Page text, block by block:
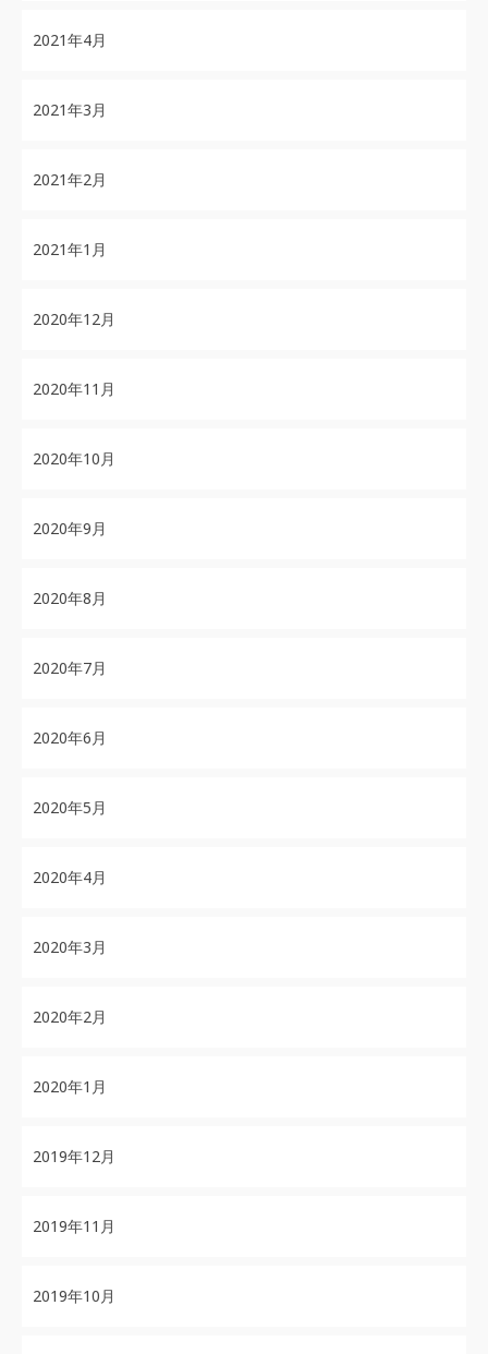
2021年4月
2021年3月
2021年2月
2021年1月
2020年12月
2020年11月
2020年10月
2020年9月
2020年8月
2020年7月
2020年6月
2020年5月
2020年4月
2020年3月
2020年2月
2020年1月
2019年12月
2019年11月
2019年10月